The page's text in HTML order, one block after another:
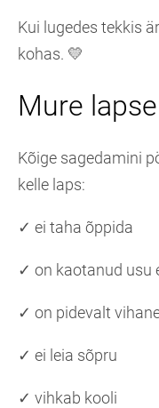
Kui lugedes tekkis
kohas. 💛
Mure
Kõige sagedamini
kelle laps:
✓ ei taha õppida
✓ on kaotanud usu
✓ on pidevalt
✓ ei leia sõpru
✓ vihkab kooli